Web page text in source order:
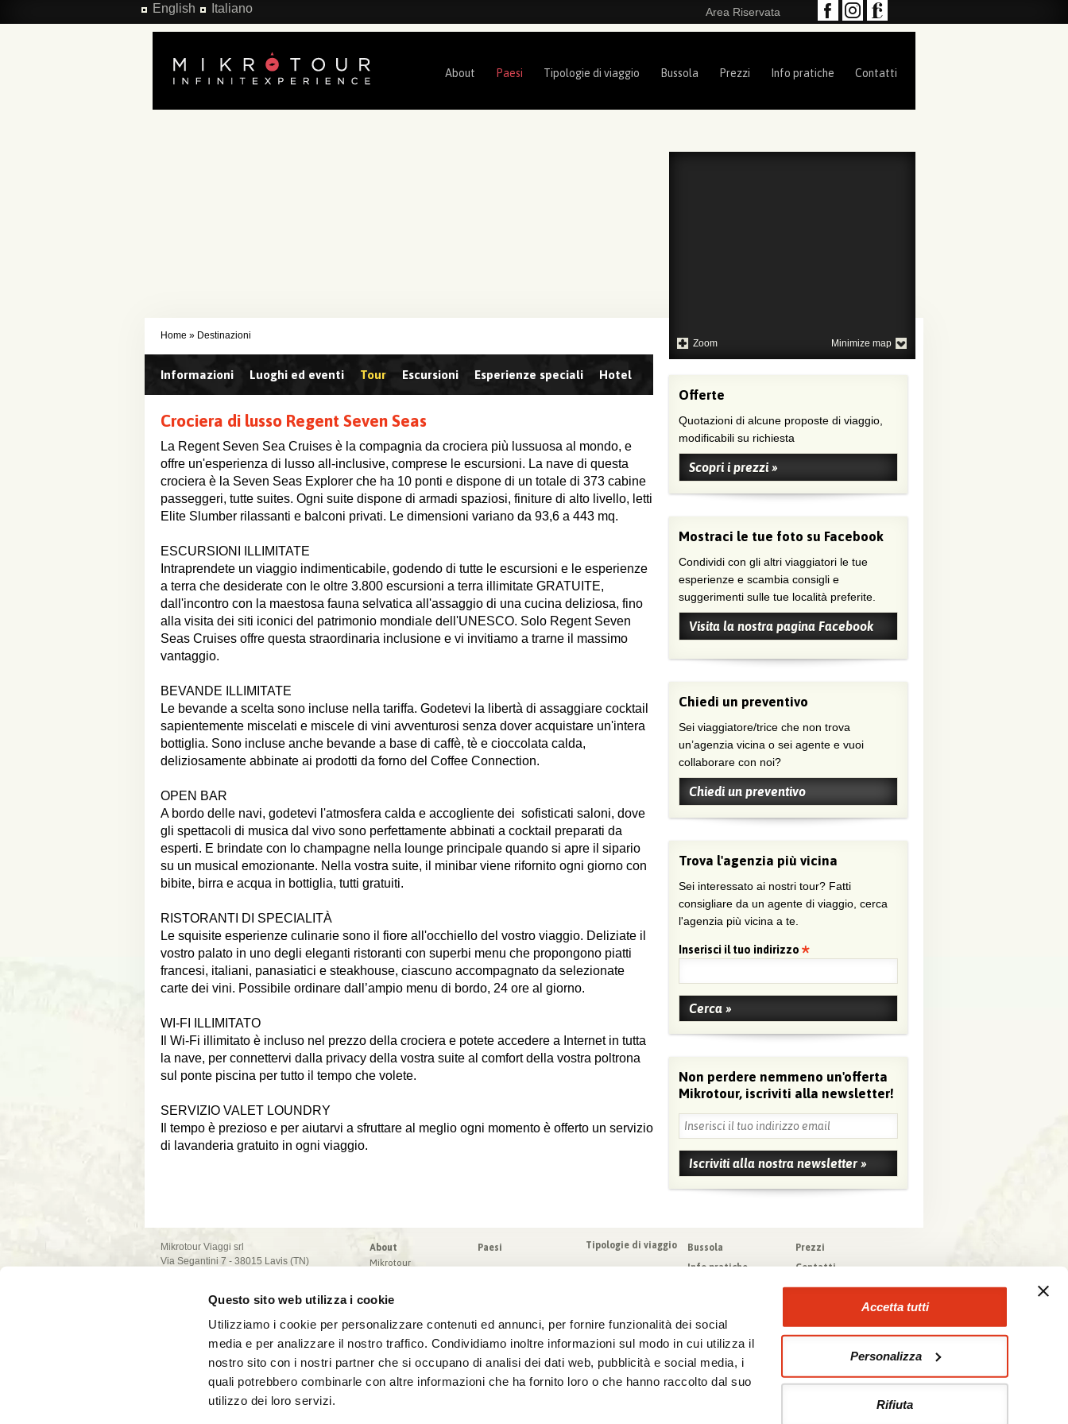
Questo sito web utilizza i cookie
Utilizziamo i cookie per personalizzare contenuti ed annunci, per fornire funzionalità dei social
media e per analizzare il nostro traffico. Condividiamo inoltre informazioni sul modo in cui utilizza il
nostro sito con i nostri partner che si occupano di analisi dei dati web, pubblicità e social media, i
quali potrebbero combinarle con altre informazioni che ha fornito loro o che hanno raccolto dal suo
utilizzo dei loro servizi.
Accetta tutti
Personalizza
Rifiuta
Salta al contenuto principale Area Riservata
English Italiano
About Paesi Tipologie di viaggio Bussola Prezzi Info pratiche Contatti
Home » Destinazioni
Informazioni Luoghi ed eventi Tour Escursioni Esperienze speciali Hotel
Crociera di lusso Regent Seven Seas
La Regent Seven Sea Cruises è la compagnia da crociera più lussuosa al mondo, e
offre un'esperienza di lusso all-inclusive, comprese le escursioni. La nave di questa
crociera è la Seven Seas Explorer che ha 10 ponti e dispone di un totale di 373 cabine
passeggeri, tutte suites. Ogni suite dispone di armadi spaziosi, finiture di alto livello, letti
Elite Slumber rilassanti e balconi privati. Le dimensioni variano da 93,6 a 443 mq.
ESCURSIONI ILLIMITATE
Intraprendete un viaggio indimenticabile, godendo di tutte le escursioni e le esperienze
a terra che desiderate con le oltre 3.800 escursioni a terra illimitate GRATUITE,
dall'incontro con la maestosa fauna selvatica all'assaggio di una cucina deliziosa, fino
alla visita dei siti iconici del patrimonio mondiale dell'UNESCO. Solo Regent Seven
Seas Cruises offre questa straordinaria inclusione e vi invitiamo a trarne il massimo
vantaggio.
BEVANDE ILLIMITATE
Le bevande a scelta sono incluse nella tariffa. Godetevi la libertà di assaggiare cocktail
sapientemente miscelati e miscele di vini avventurosi senza dover acquistare un'intera
bottiglia. Sono incluse anche bevande a base di caffè, tè e cioccolata calda,
deliziosamente abbinate ai prodotti da forno del Coffee Connection.
OPEN BAR
A bordo delle navi, godetevi l'atmosfera calda e accogliente dei sofisticati saloni, dove
gli spettacoli di musica dal vivo sono perfettamente abbinati a cocktail preparati da
esperti. E brindate con lo champagne nella lounge principale quando si apre il sipario
su un musical emozionante. Nella vostra suite, il minibar viene rifornito ogni giorno con
bibite, birra e acqua in bottiglia, tutti gratuiti.
RISTORANTI DI SPECIALITÀ
Le squisite esperienze culinarie sono il fiore all'occhiello del vostro viaggio. Deliziate il
vostro palato in uno degli eleganti ristoranti con superbi menu che propongono piatti
francesi, italiani, panasiatici e steakhouse, ciascuno accompagnato da selezionate
carte dei vini. Possibile ordinare dall’ampio menu di bordo, 24 ore al giorno.
WI-FI ILLIMITATO
Il Wi-Fi illimitato è incluso nel prezzo della crociera e potete accedere a Internet in tutta
la nave, per connettervi dalla privacy della vostra suite al comfort della vostra poltrona
sul ponte piscina per tutto il tempo che volete.
SERVIZIO VALET LOUNDRY
Il tempo è prezioso e per aiutarvi a sfruttare al meglio ogni momento è offerto un servizio
di lavanderia gratuito in ogni viaggio.
Zoom Minimize map
Offerte
Quotazioni di alcune proposte di viaggio,
modificabili su richiesta
Scopri i prezzi »
Mostraci le tue foto su Facebook
Condividi con gli altri viaggiatori le tue
esperienze e scambia consigli e
suggerimenti sulle tue località preferite.
Visita la nostra pagina Facebook
Chiedi un preventivo
Sei viaggiatore/trice che non trova
un’agenzia vicina o sei agente e vuoi
collaborare con noi?
Chiedi un preventivo
Trova l'agenzia più vicina
Sei interessato ai nostri tour? Fatti
consigliare da un agente di viaggio, cerca
l'agenzia più vicina a te.
Inserisci il tuo indirizzo
Non perdere nemmeno un'offerta
Mikrotour, iscriviti alla newsletter!
Mikrotour Viaggi srl
Via Segantini 7 - 38015 Lavis (TN)
capitale sociale 10.000€
PEC: mikrotour @ legalmail.it
cookie policy
About
Mikrotour
Blog
Paesi Tipologie di viaggio Bussola
Prezzi
Info pratiche
Scheda tecnica
Contatti